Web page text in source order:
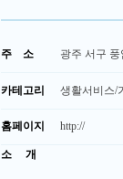
주 소 광주 서구
카테고리 생활서비스/
홈페이지 http://
소 개